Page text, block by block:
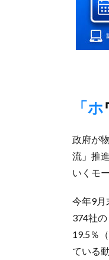
政府が
流」推
いくモ
今年9月
374社
19.5％
ている